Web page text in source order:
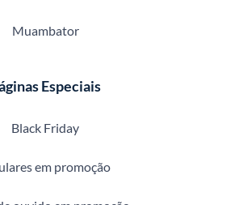
Muambator
Especiais
Black Friday
em promoção